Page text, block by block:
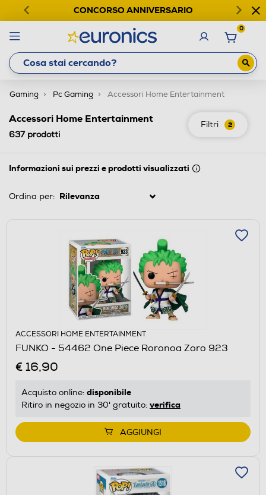
CONCORSO ANNIVERSARIO
0
Gaming Pc Gaming Accessori Home Entertainment
Filtri 2
Accessori Home Entertainment
637prodotti
Informazioni sui prezzi e prodotti visualizzati
Ordina per:
ACCESSORI HOME ENTERTAINMENT
FUNKO - 54462 One Piece Roronoa Zoro 923
€ 16,90
Acquisto online: disponibile
Ritiro in negozio in 30' gratuito: verifica
AGGIUNGI